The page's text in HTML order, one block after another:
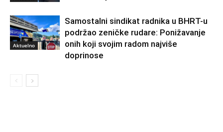
Aktuelno
Samostalni sindikat radnika u BHRT-u
podržao zeničke rudare: Ponižavanje
onih koji svojim radom najviše
doprinose